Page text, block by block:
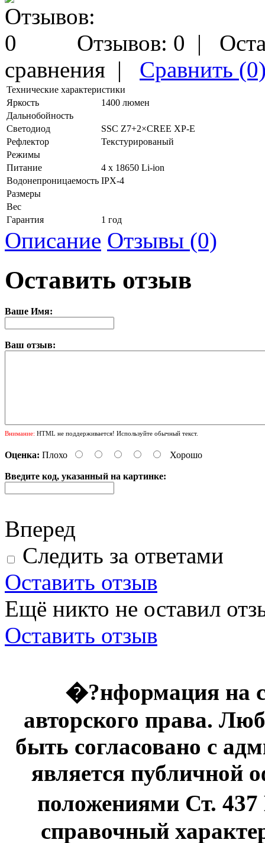
Отзывов: 0 |
сравнения | Сравнить
Технические характеристики
Яркость
1400 люмен
Дальнобойность
Светодиод
SSC Z7+2×CREE XP-E
Рефлектор
Текстурированый
Режимы
Питание
4 x 18650 Li-ion
Водонепроницаемость IPX-4
Размеры
Вес
Гарантия
1 год
Описание Отзывы (0)
Оставить отзыв
Ваше Имя:
Ваш отзыв:
Внимание: HTML не поддерживается! Используйте обычный текст.
Оценка: Плохо Хорошо
Введите код, указанный на картинке:
Вперед
Следить за ответами
Оставить отзыв
Ещё никто не оставил
Оставить отзыв
�?нформация на
авторского права.
быть согласовано с
является публичной
положениями Ст.
справочный